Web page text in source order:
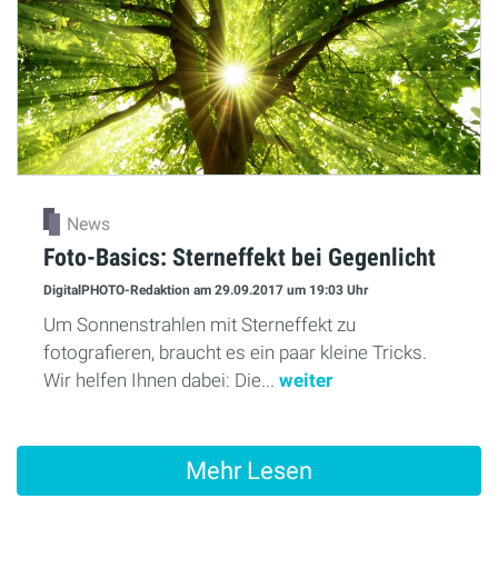
News
Foto-Basics: Sterneffekt bei Gegenlicht
DigitalPHOTO-Redaktion am 29.09.2017 um 19:03 Uhr
Um Sonnenstrahlen mit Sterneffekt zu
fotografieren, braucht es ein paar kleine Tricks.
Wir helfen Ihnen dabei: Die... weiter
Mehr Lesen